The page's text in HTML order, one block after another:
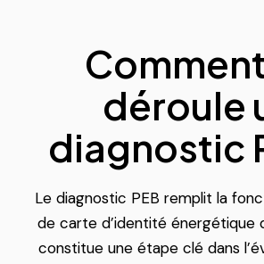
déroule
diagnostic
Le diagnostic PEB remplit la
de carte d’identité énergétique
constitue une étape clé dans